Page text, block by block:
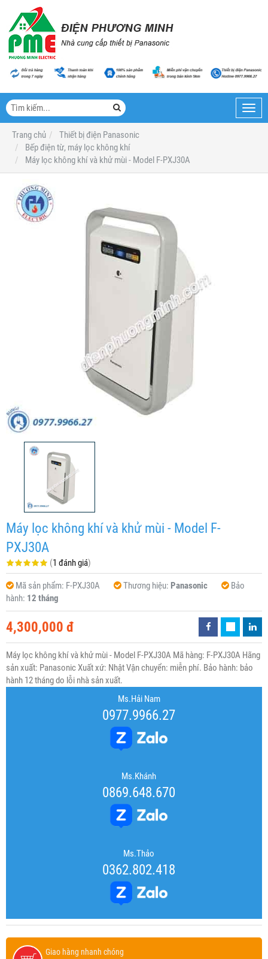
Trang chủ
Thiết bị điện Panasonic
Bếp điện từ, máy lọc không khí
Máy lọc không khí và khử mùi - Model F-PXJ30A
Máy lọc không khí và khử mùi - Model F-
PXJ30A
(1 đánh giá)
Mã sản phẩm: F-PXJ30A Thương hiệu: Panasonic
Bảo
hành: 12 tháng
4,300,000 đ
Máy lọc không khí và khử mùi - Model F-PXJ30A Mã hàng: F-PXJ30A Hãng
sản xuất: Panasonic Xuất xứ: Nhật Vận chuyển: miễn phí. Bảo hành: bảo
hành 12 tháng do lỗi nhà sản xuất.
Ms.Hải Nam
0977.9966.27
Ms.Khánh
0869.648.670
Ms.Thảo
0362.802.418
Giao hàng nhanh chóng